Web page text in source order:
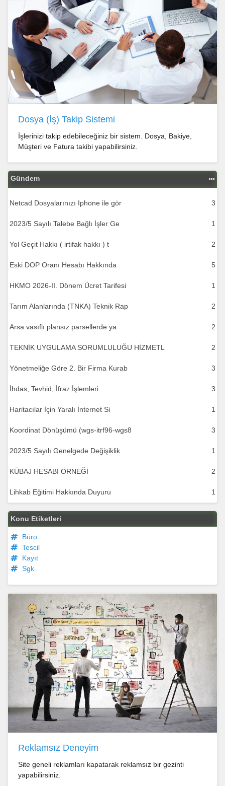
Dosya (İş) Takip Sistemi
İşlerinizi takip edebileceğiniz bir sistem. Dosya, Bakiye,
Müşteri ve Fatura takibi yapabilirsiniz.
Gündem
Netcad Dosyalarınızı Iphone ile gör 3
2023/5 Sayılı Talebe Bağlı İşler Ge 1
Yol Geçit Hakkı ( irtifak hakkı ) t 2
Eski DOP Oranı Hesabı Hakkında 5
HKMO 2026-II. Dönem Ücret Tarifesi 1
Tarım Alanlarında (TNKA) Teknik Rap 2
Arsa vasıflı plansız parsellerde ya 2
TEKNİK UYGULAMA SORUMLULUĞU HİZMETL 2
Yönetmeliğe Göre 2. Bir Firma Kurab 3
İhdas, Tevhid, İfraz İşlemleri 3
Haritacılar İçin Yaralı İnternet Si 1
Koordinat Dönüşümü (wgs-itrf96-wgs8 3
2023/5 Sayılı Genelgede Değişiklik 1
KÜBAJ HESABI ÖRNEĞİ 2
Lihkab Eğitimi Hakkında Duyuru 1
Konu Etiketleri
Büro
Tescil
Kayıt
Sgk
Reklamsız Deneyim
Site geneli reklamları kapatarak reklamsız bir gezinti
yapabilirsiniz.